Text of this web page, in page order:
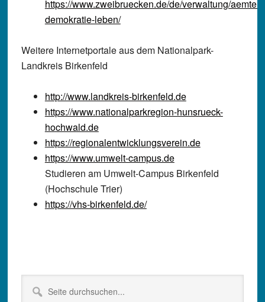
https://www.zweibruecken.de/de/verwaltung/
demokratie-leben/
Weitere Internetportale aus dem Nationalpark-
Landkreis Birkenfeld
http://www.landkreis-birkenfeld.de
https://www.nationalparkregion-hunsrueck-
hochwald.de
https://regionalentwicklungsverein.de
https://www.umwelt-campus.de
Studieren am Umwelt-Campus Birkenfeld
(Hochschule Trier)
https://vhs-birkenfeld.de/
Seitenspalte
durchsuchen...